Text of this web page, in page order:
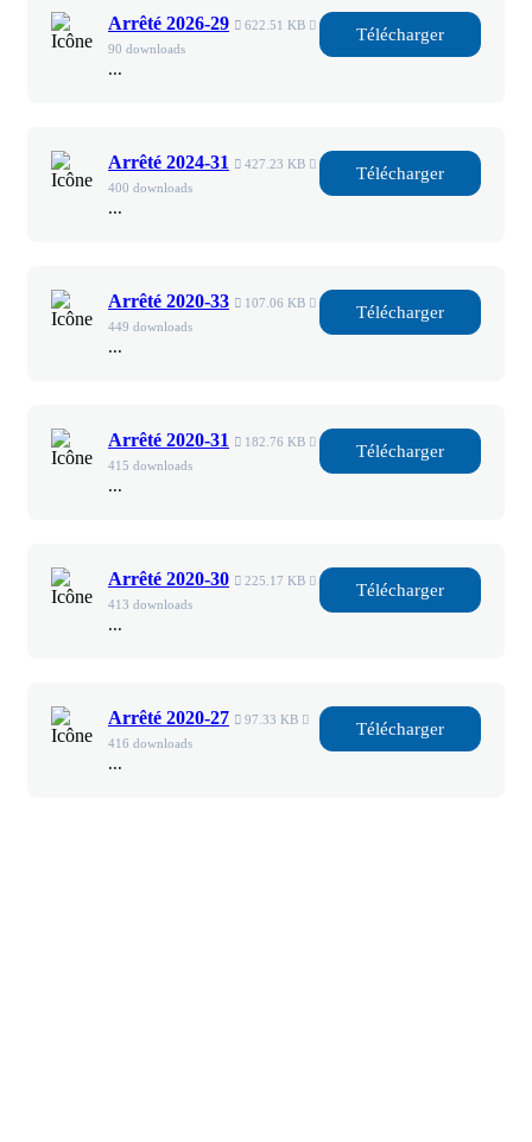
Arrêté 2026-29
622.51 KB
90 downloads
...
Télécharger
Arrêté 2024-31
427.23 KB
400 downloads
...
Télécharger
Arrêté 2020-33
107.06 KB
449 downloads
...
Télécharger
Arrêté 2020-31
182.76 KB
415 downloads
...
Télécharger
Arrêté 2020-30
225.17 KB
413 downloads
...
Télécharger
Arrêté 2020-27
97.33 KB
416 downloads
...
Télécharger